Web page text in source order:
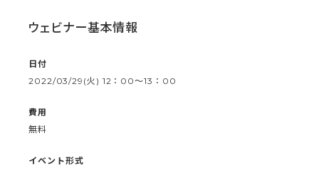
ウェビナー基本情報
日付
2022/03/29(火) 12：00〜13：00
費用
無料
イベント形式